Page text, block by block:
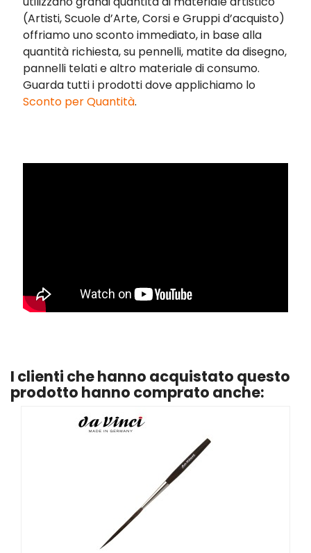
(Artisti, Scuole d’Arte, Corsi e Gruppi d’acquisto)
offriamo uno sconto immediato, in base alla
quantità richiesta, su pennelli, matite da disegno,
pannelli telati e altro materiale di consumo.
Guarda tutti i prodotti dove applichiamo lo
Sconto per Quantità.
I clienti che hanno acquistato questo
prodotto hanno comprato anche: